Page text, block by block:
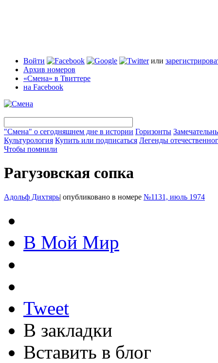
Войти или
Архив номеров
«Смена» в Твиттере
на Facebook
"Смена" о сегодняшнем дне в истории Горизонты
Культурология Купить или подписаться Легенды
Чтобы помнили
Рагузовская сопка
Адольф Дихтярь| опубликовано в номере №1131, июль 1974
В Мой Мир
Tweet
В закладки
Вставить в блог